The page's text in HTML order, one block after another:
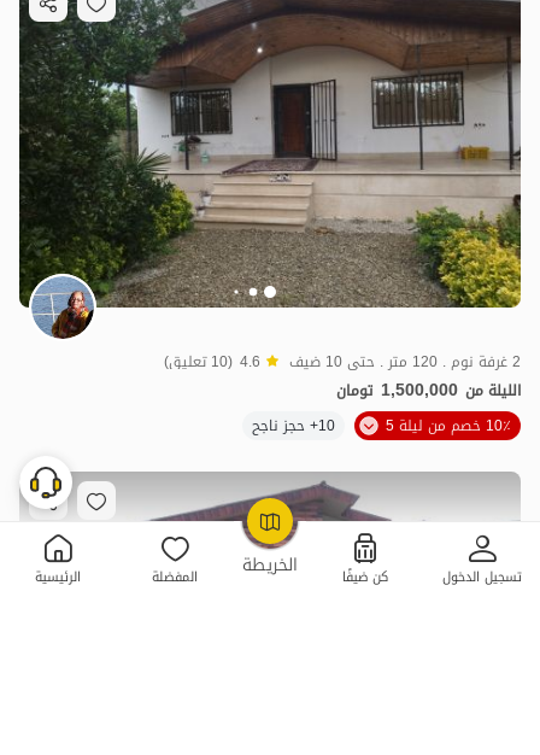
الخريطة تسجيل الدخول كن ضيفًا المفضلة الرئيسية
OpenStreetMap
2 غرفة نوم . 120 متر . حتى 10 ضيف 4.6 (10 تعليق)
الليلة من 1,500,000 تومان
10٪ خصم من ليلة 5
10+ حجز ناجح